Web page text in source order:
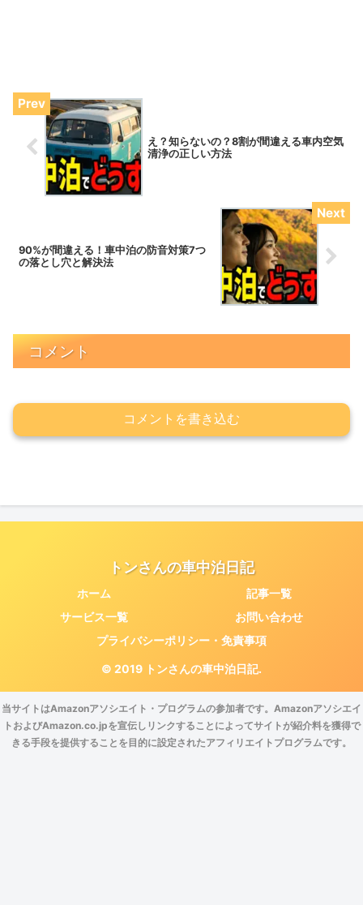
え？知らないの？8割が間違える車内空気
清浄の正しい方法
90%が間違える！車中泊の防音対策7つ
の落とし穴と解決法
コメント
コメントを書き込む
トンさんの車中泊日記
ホーム
記事一覧
サービス一覧
お問い合わせ
プライバシーポリシー・免責事項
© 2019 トンさんの車中泊日記.
当サイトはAmazonアソシエイト・プログラムの参加者です。Amazonアソシエイ
トおよびAmazon.co.jpを宣伝しリンクすることによってサイトが紹介料を獲得で
きる手段を提供することを目的に設定されたアフィリエイトプログラムです。